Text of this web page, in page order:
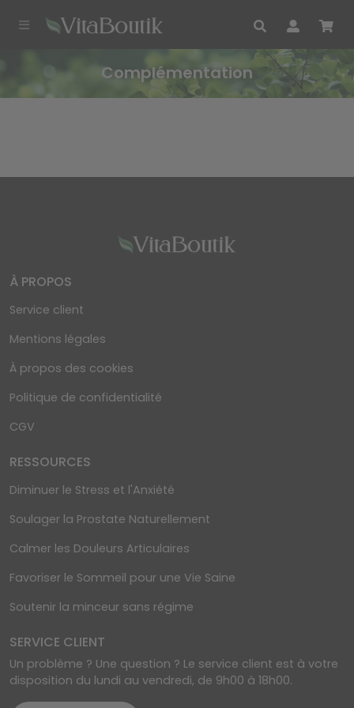
Complémentation
À PROPOS
Service client
Mentions légales
À propos des cookies
Politique de confidentialité
CGV
RESSOURCES
Diminuer le Stress et l'Anxiété
Soulager la Prostate Naturellement
Calmer les Douleurs Articulaires
Favoriser le Sommeil pour une Vie Saine
Soutenir la minceur sans régime
SERVICE CLIENT
Un problème ? Une question ? Le service client est à votre
disposition du lundi au vendredi, de 9h00 à 18h00.